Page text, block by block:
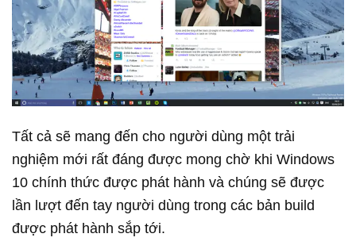
Tất cả sẽ mang đến cho người dùng một trải
nghiệm mới rất đáng được mong chờ khi Windows
10 chính thức được phát hành và chúng sẽ được
lần lượt đến tay người dùng trong các bản build
được phát hành sắp tới.